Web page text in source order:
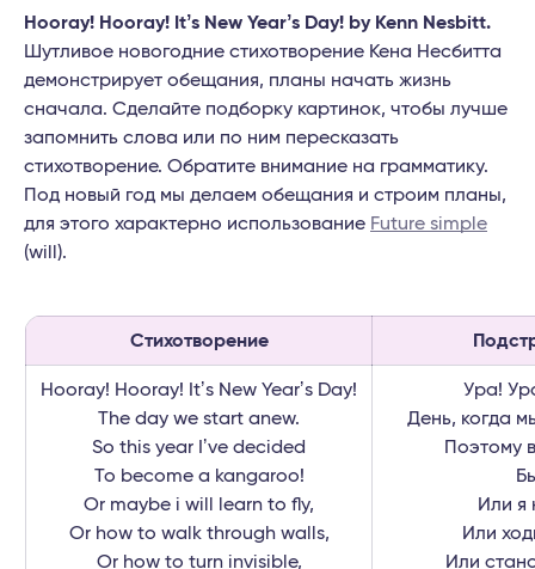
Hooray! Hooray! Itʼs New Yearʼs Day! by Kenn Nesbitt.
Шутливое новогодние стихотворение Кена Несбитта
демонстрирует обещания, планы начать жизнь
сначала. Сделайте подборку картинок, чтобы лучше
запомнить слова или по ним пересказать
стихотворение. Обратите внимание на грамматику.
Под новый год мы делаем обещания и строим планы,
для этого характерно использование Future simple
(will).
Стихотворение
Hooray! Hooray! Itʼs New Yearʼs Day!
The day we start anew.
So this year Iʼve decided
To become a kangaroo!
Or maybe i will learn to fly,
Or how to walk through walls,
Or how to turn invisible,
Ура!
День, когда
Поэтому
Или я
Или
Или